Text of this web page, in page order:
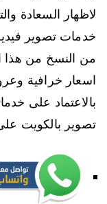
لاظهار السعادة
خدمات تصوير
من النسخ من هذا
اسعار خرافية
بالاعتماد على
تصوير بالكويت على